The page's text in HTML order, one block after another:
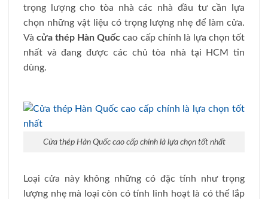
trọng lượng cho tòa nhà các nhà đầu tư cần lựa
chọn những vật liệu có trọng lượng nhẹ để làm cửa.
Vàcửa thép Hàn Quốc cao cấp chính là lựa chọn tốt
nhất và đang được các chủ tòa nhà tại HCM tin
dùng.
Cửa thép Hàn Quốc cao cấp chính là lựa chọn tốt nhất
Loại cửa này không những có đặc tính như trọng
lượng nhẹ mà loại còn có tính linh hoạt là có thể lắp